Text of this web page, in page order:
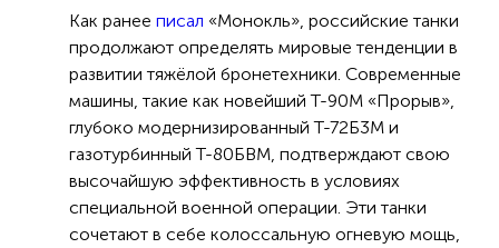
Как ранее писал «Монокль», российские танки
продолжают определять мировые тенденции в
развитии тяжёлой бронетехники. Современные
машины, такие как новейший Т-90М «Прорыв»,
глубоко модернизированный Т-72Б3М и
газотурбинный Т-80БВМ, подтверждают свою
высочайшую эффективность в условиях
специальной военной операции. Эти танки
сочетают в себе колоссальную огневую мощь,